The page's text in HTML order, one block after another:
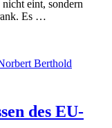
eint, sondern
Es …
Berthold
des EU-